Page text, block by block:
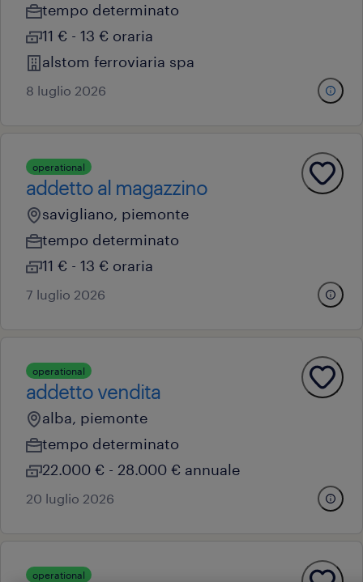
tempo determinato
11 € - 13 € oraria
alstom ferroviaria spa
8 luglio 2026
operational
addetto al magazzino
savigliano, piemonte
tempo determinato
11 € - 13 € oraria
7 luglio 2026
operational
addetto vendita
alba, piemonte
tempo determinato
22.000 € - 28.000 € annuale
20 luglio 2026
operational